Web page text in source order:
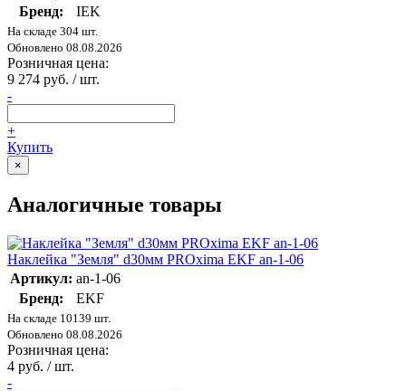
Бренд:
IEK
На складе 304 шт.
Обновлено 08.08.2026
Розничная цена:
9 274 руб. / шт.
-
+
Купить
×
Аналогичные товары
Наклейка "Земля" d30мм PROxima EKF an-1-06
Артикул: an-1-06
Бренд:
EKF
На складе 10139 шт.
Обновлено 08.08.2026
Розничная цена:
4 руб. / шт.
-